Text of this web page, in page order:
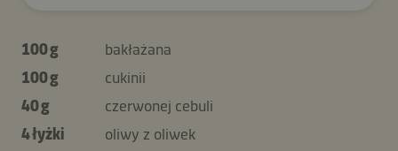
100 g
bakłażana
100 g
cukinii
40 g
czerwonej cebuli
4 łyżki
oliwy z oliwek